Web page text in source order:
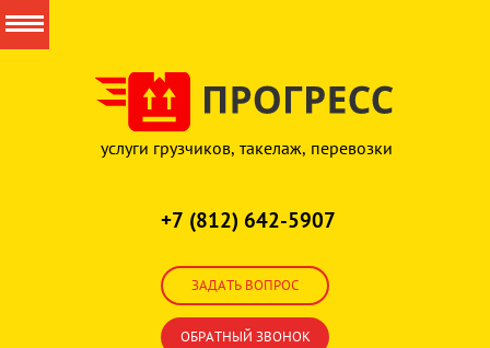
услуги грузчиков, такелаж, перевозки
+7 (812) 642-5907
ЗАДАТЬ ВОПРОС
ОБРАТНЫЙ ЗВОНОК